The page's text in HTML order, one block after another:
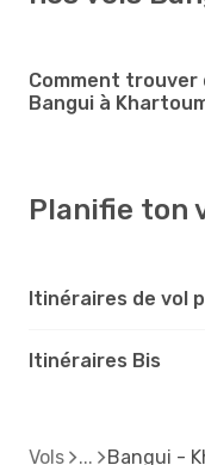
Comment trouver
Bangui à
Planifie ton
Itinéraires de vol
Itinéraires Bis
Vols Bangui -